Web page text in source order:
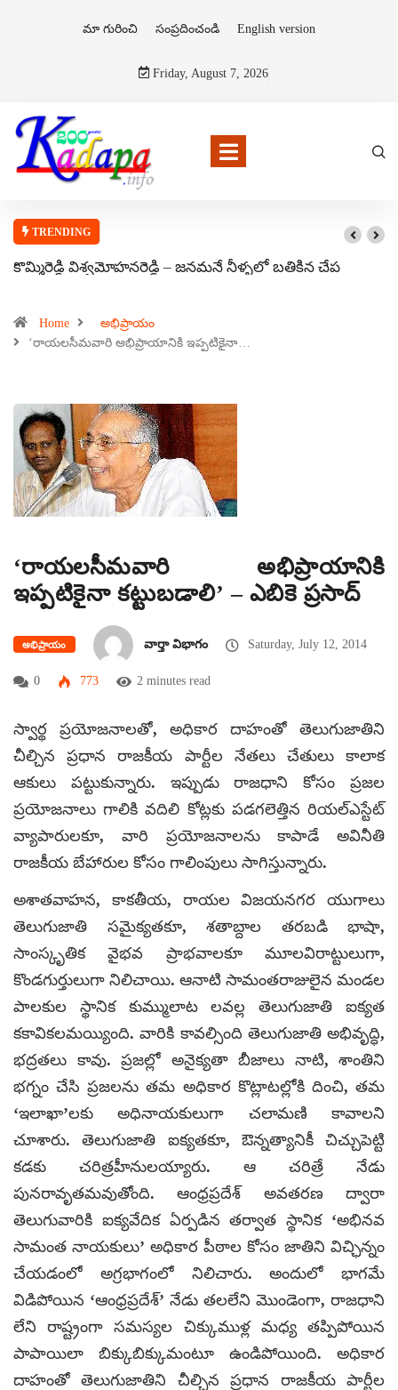
మా గురించి సంప్రదించండి English version
Friday, August 7, 2026
TRENDING
కొమ్మిరెడ్డి విశ్వమోహనరెడ్డి – జనమనే నీళ్ళలో బతికిన చేప
Home
అభిప్రాయం
‘రాయలసీమవారి అభిప్రాయానికి ఇప్పటికైనా…
‘రాయలసీమవారి అభిప్రాయానికి
ఇప్పటికైనా కట్టుబడాలి’ – ఎబికె ప్రసాద్
అభిప్రాయం వార్తా విభాగం Saturday, July 12, 2014
0 773 2 minutes read
స్వార్థ ప్రయోజనాలతో, అధికార దాహంతో తెలుగుజాతిని
చీల్చిన ప్రధాన రాజకీయ పార్టీల నేతలు చేతులు కాలాక
ఆకులు పట్టుకున్నారు. ఇప్పుడు రాజధాని కోసం ప్రజల
ప్రయోజనాలు గాలికి వదిలి కోట్లకు పడగలెత్తిన రియల్‌ఎస్టేట్
వ్యాపారులకూ, వారి ప్రయోజనాలను కాపాడే అవినీతి
రాజకీయ బేహారుల కోసం గాలింపులు సాగిస్తున్నారు.
అశాతవాహన, కాకతీయ, రాయల విజయనగర యుగాలు
తెలుగుజాతి సమైక్యతకూ, శతాబ్దాల తరబడి భాషా,
సాంస్కృతిక వైభవ ప్రాభవాలకూ మూలవిరాట్టులుగా,
కొండగుర్తులుగా నిలిచాయి. ఆనాటి సామంతరాజులైన మండల
పాలకుల స్థానిక కుమ్ములాట లవల్ల తెలుగుజాతి ఐక్యత
కకావికలమయ్యింది. వారికి కావల్సింది తెలుగుజాతి అభివృద్ధి,
భద్రతలు కావు. ప్రజల్లో అనైక్యతా బీజాలు నాటి, శాంతిని
భగ్నం చేసి ప్రజలను తమ అధికార కొట్లాటల్లోకి దించి, తమ
‘ఇలాఖా’లకు అధినాయకులుగా చలామణి కావాలని
చూశారు. తెలుగుజాతి ఐక్యతకూ, ఔన్నత్యానికీ చిచ్చుపెట్టి
కడకు చరిత్రహీనులయ్యారు. ఆ చరిత్రే నేడు
పునరావృతమవుతోంది. ఆంధ్రప్రదేశ్ అవతరణ ద్వారా
తెలుగువారికి ఐక్యవేదిక ఏర్పడిన తర్వాత స్థానిక ‘అభినవ
సామంత నాయకులు’ అధికార పీఠాల కోసం జాతిని విచ్ఛిన్నం
చేయడంలో అగ్రభాగంలో నిలిచారు. అందులో భాగమే
విడిపోయిన ‘ఆంధ్రప్రదేశ్’ నేడు తలలేని మొండెంగా, రాజధాని
లేని రాష్ట్రంగా సమస్యల చిక్కుముళ్ల మధ్య తప్పిపోయిన
పాపాయిలా బిక్కుబిక్కుమంటూ ఉండిపోయింది. అధికార
దాహంతో తెలుగుజాతిని చీల్చిన ప్రధాన రాజకీయ పార్టీల